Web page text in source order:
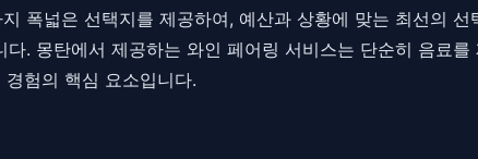
폭넓은 선택지를 제공하여, 예산과 상황에 맞는 최선의
. 몽탄에서 제공하는 와인 페어링 서비스는 단순히 음료
경험의 핵심 요소입니다.